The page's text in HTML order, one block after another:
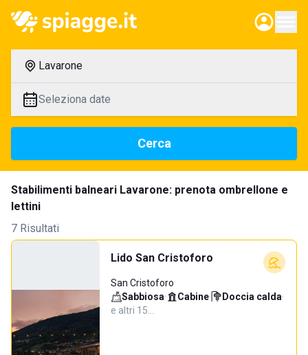
Lavarone
Seleziona date
Cerca
Stabilimenti balneari Lavarone: prenota ombrellone e
lettini
7 Risultati
Lido San Cristoforo
San Cristoforo
Sabbiosa· Cabine· Doccia calda·
e altri 15…